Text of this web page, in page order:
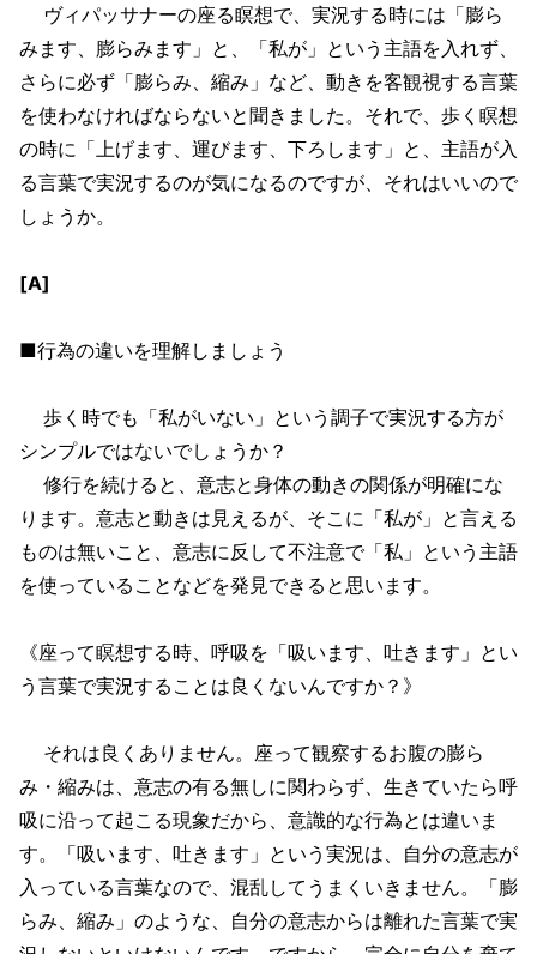
ヴィパッサナーの座る瞑想で、実況する時には「膨ら
みます、膨らみます」と、「私が」という主語を入れず、
さらに必ず「膨らみ、縮み」など、動きを客観視する言葉
を使わなければならないと聞きました。それで、歩く瞑想
の時に「上げます、運びます、下ろします」と、主語が入
る言葉で実況するのが気になるのですが、それはいいので
しょうか。
[A]
■行為の違いを理解しましょう
歩く時でも「私がいない」という調子で実況する方が
シンプルではないでしょうか？
修行を続けると、意志と身体の動きの関係が明確にな
ります。意志と動きは見えるが、そこに「私が」と言える
ものは無いこと、意志に反して不注意で「私」という主語
を使っていることなどを発見できると思います。
《座って瞑想する時、呼吸を「吸います、吐きます」とい
う言葉で実況することは良くないんですか？》
それは良くありません。座って観察するお腹の膨ら
み・縮みは、意志の有る無しに関わらず、生きていたら呼
吸に沿って起こる現象だから、意識的な行為とは違いま
す。「吸います、吐きます」という実況は、自分の意志が
入っている言葉なので、混乱してうまくいきません。「膨
らみ、縮み」のような、自分の意志からは離れた言葉で実